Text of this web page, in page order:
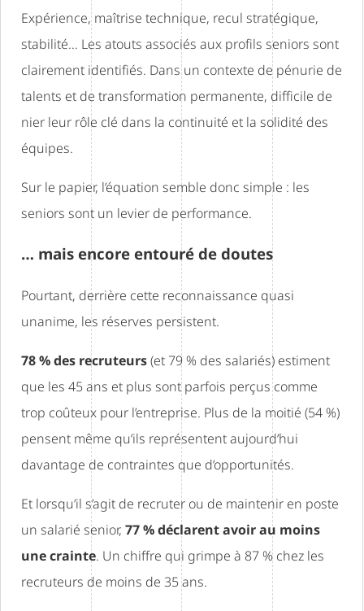
Expérience, maîtrise technique, recul stratégique,
stabilité… Les atouts associés aux profils seniors sont
clairement identifiés. Dans un contexte de pénurie de
talents et de transformation permanente, difficile de
nier leur rôle clé dans la continuité et la solidité des
équipes.
Sur le papier, l’équation semble donc simple : les
seniors sont un levier de performance.
… mais encore entouré de doutes
Pourtant, derrière cette reconnaissance quasi
unanime, les réserves persistent.
78 % des recruteurs(et 79 % des salariés) estiment
que les 45 ans et plus sont parfois perçus comme
trop coûteux pour l’entreprise. Plus de la moitié (54 %)
pensent même qu’ils représentent aujourd’hui
davantage de contraintes que d’opportunités.
Et lorsqu’il s’agit de recruter ou de maintenir en poste
un salarié senior, 77 % déclarent avoir au moins
une crainte. Un chiffre qui grimpe à 87 % chez les
recruteurs de moins de 35 ans.